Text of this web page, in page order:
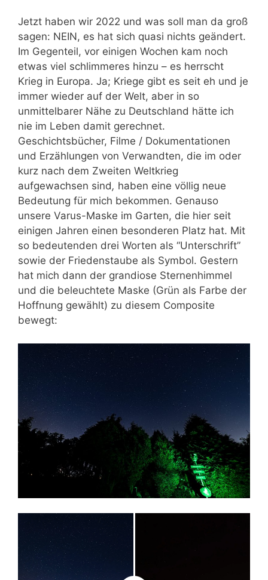
Jetzt haben wir 2022 und was soll man da groß
sagen: NEIN, es hat sich quasi nichts geändert.
Im Gegenteil, vor einigen Wochen kam noch
etwas viel schlimmeres hinzu – es herrscht
Krieg in Europa. Ja; Kriege gibt es seit eh und je
immer wieder auf der Welt, aber in so
unmittelbarer Nähe zu Deutschland hätte ich
nie im Leben damit gerechnet.
Geschichtsbücher, Filme / Dokumentationen
und Erzählungen von Verwandten, die im oder
kurz nach dem Zweiten Weltkrieg
aufgewachsen sind, haben eine völlig neue
Bedeutung für mich bekommen. Genauso
unsere Varus-Maske im Garten, die hier seit
einigen Jahren einen besonderen Platz hat. Mit
so bedeutenden drei Worten als “Unterschrift”
sowie der Friedenstaube als Symbol. Gestern
hat mich dann der grandiose Sternenhimmel
und die beleuchtete Maske (Grün als Farbe der
Hoffnung gewählt) zu diesem Composite
bewegt: